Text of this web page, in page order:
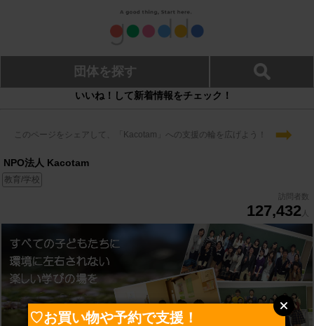
団体を探す
いいね！して新着情報をチェック！
このページをシェアして、「Kacotam」への支援の輪を広げよう！ ➡
NPO法人 Kacotam
教育/学校
訪問者数
127,432 人
♡お買い物や予約で支援！